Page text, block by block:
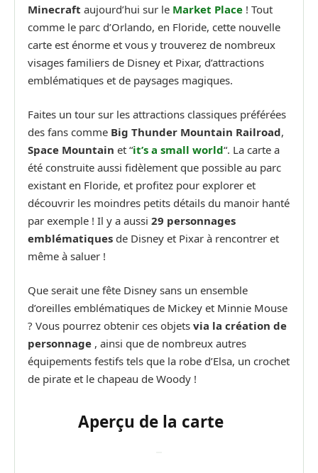
Minecraft aujourd’hui sur le Market Place ! Tout
comme le parc d’Orlando, en Floride, cette nouvelle
carte est énorme et vous y trouverez de nombreux
visages familiers de Disney et Pixar, d’attractions
emblématiques et de paysages magiques.
Faites un tour sur les attractions classiques préférées
des fans comme Big Thunder Mountain Railroad,
Space Mountain et “it’s a small world“. La carte a
été construite aussi fidèlement que possible au parc
existant en Floride, et profitez pour explorer et
découvrir les moindres petits détails du manoir hanté
par exemple ! Il y a aussi 29 personnages
emblématiques de Disney et Pixar à rencontrer et
même à saluer !
Que serait une fête Disney sans un ensemble
d’oreilles emblématiques de Mickey et Minnie Mouse
? Vous pourrez obtenir ces objets via la création de
personnage , ainsi que de nombreux autres
équipements festifs tels que la robe d’Elsa, un crochet
de pirate et le chapeau de Woody !
Aperçu de la carte